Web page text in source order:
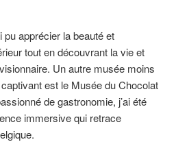
pu apprécier la beauté et
tout en découvrant la vie et
Un autre musée moins
est le Musée du Chocolat
de gastronomie, j’ai été
immersive qui retrace